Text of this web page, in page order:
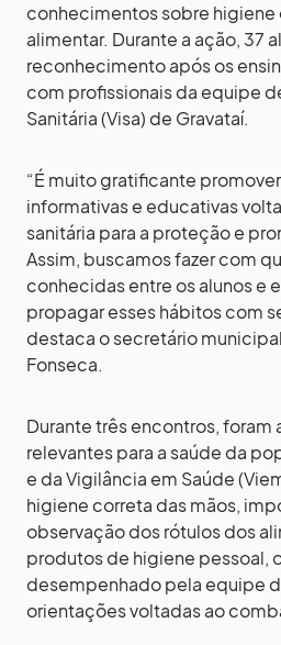
conhecimentos sobre higiene
alimentar. Durante a ação, 37
reconhecimento após os
com profissionais da equipe
Sanitária (Visa) de Gravataí.
“É muito gratificante
informativas e educativas
sanitária para a proteção e
Assim, buscamos fazer com
conhecidas entre os alunos e
propagar esses hábitos com
destaca o secretário
Fonseca.
Durante três encontros,
relevantes para a saúde da
e da Vigilância em Saúde
higiene correta das mãos,
observação dos rótulos dos
produtos de higiene pessoal,
desempenhado pela equipe
orientações voltadas ao